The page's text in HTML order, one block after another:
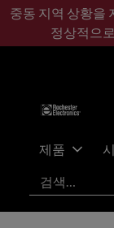
기
콘
바
글
중동 지역 상황을
정상적으
제품
검색